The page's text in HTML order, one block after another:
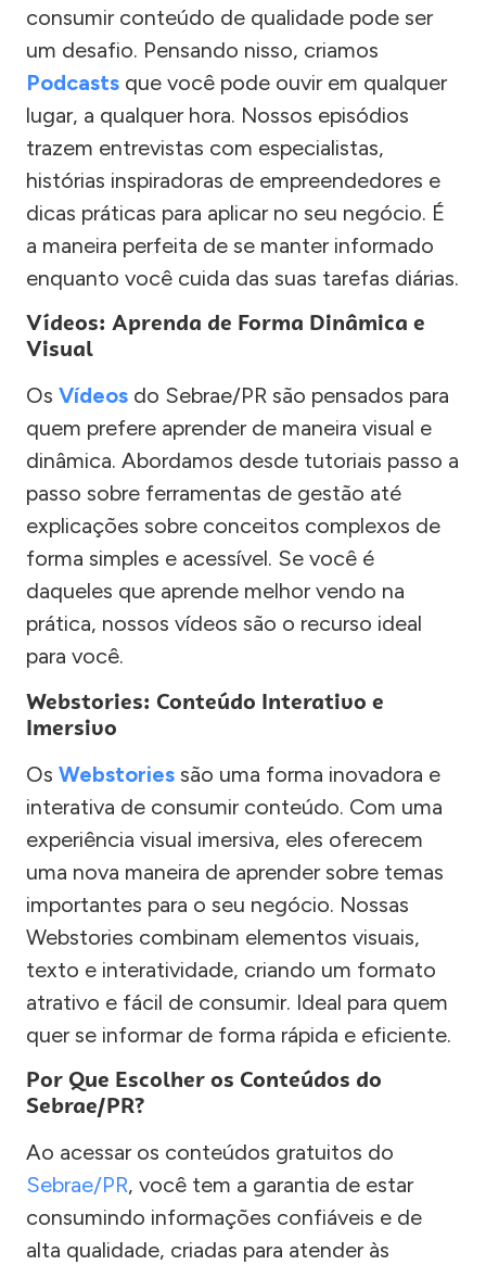
consumir conteúdo de qualidade pode ser
um desafio. Pensando nisso, criamos
Podcasts que você pode ouvir em qualquer
lugar, a qualquer hora. Nossos episódios
trazem entrevistas com especialistas,
histórias inspiradoras de empreendedores e
dicas práticas para aplicar no seu negócio. É
a maneira perfeita de se manter informado
enquanto você cuida das suas tarefas diárias.
Vídeos: Aprenda de Forma Dinâmica e
Visual
Os Vídeos do Sebrae/PR são pensados para
quem prefere aprender de maneira visual e
dinâmica. Abordamos desde tutoriais passo a
passo sobre ferramentas de gestão até
explicações sobre conceitos complexos de
forma simples e acessível. Se você é
daqueles que aprende melhor vendo na
prática, nossos vídeos são o recurso ideal
para você.
Webstories: Conteúdo Interativo e
Imersivo
Os Webstories são uma forma inovadora e
interativa de consumir conteúdo. Com uma
experiência visual imersiva, eles oferecem
uma nova maneira de aprender sobre temas
importantes para o seu negócio. Nossas
Webstories combinam elementos visuais,
texto e interatividade, criando um formato
atrativo e fácil de consumir. Ideal para quem
quer se informar de forma rápida e eficiente.
Por Que Escolher os Conteúdos do
Sebrae/PR?
Ao acessar os conteúdos gratuitos do
Sebrae/PR, você tem a garantia de estar
consumindo informações confiáveis e de
alta qualidade, criadas para atender às